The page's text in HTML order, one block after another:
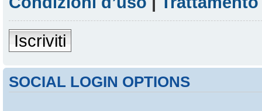
Iscriviti
SOCIAL LOGIN OPTIONS